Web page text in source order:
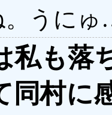
。うに
私も
同村に